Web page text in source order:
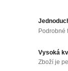
Podrobné
Vysoká
Zboží je